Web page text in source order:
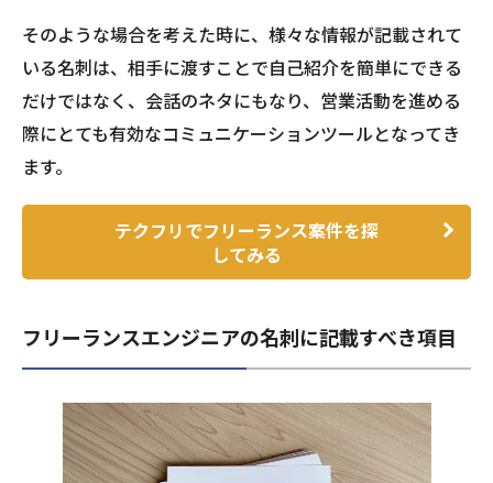
そのような場合を考えた時に、様々な情報が記載されて
いる名刺は、相手に渡すことで自己紹介を簡単にできる
だけではなく、会話のネタにもなり、営業活動を進める
際にとても有効なコミュニケーションツールとなってき
ます。
テクフリでフリーランス案件を探
してみる
フリーランスエンジニアの名刺に記載すべき項目